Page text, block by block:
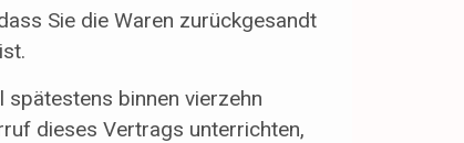
Sie die Waren zurückgesandt
spätestens binnen vierzehn
dieses Vertrags unterrichten,